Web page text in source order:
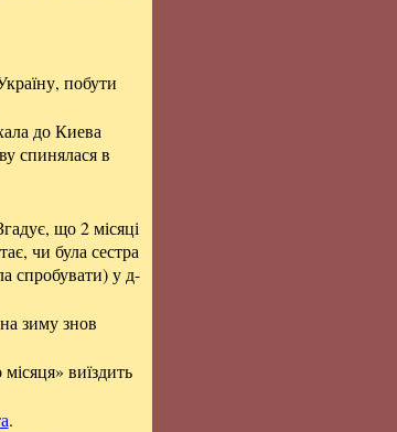
побути
до Киева
спинялася в
що 2 місяці
чи була сестра
спробувати) у д-
зиму знов
виїздить
.